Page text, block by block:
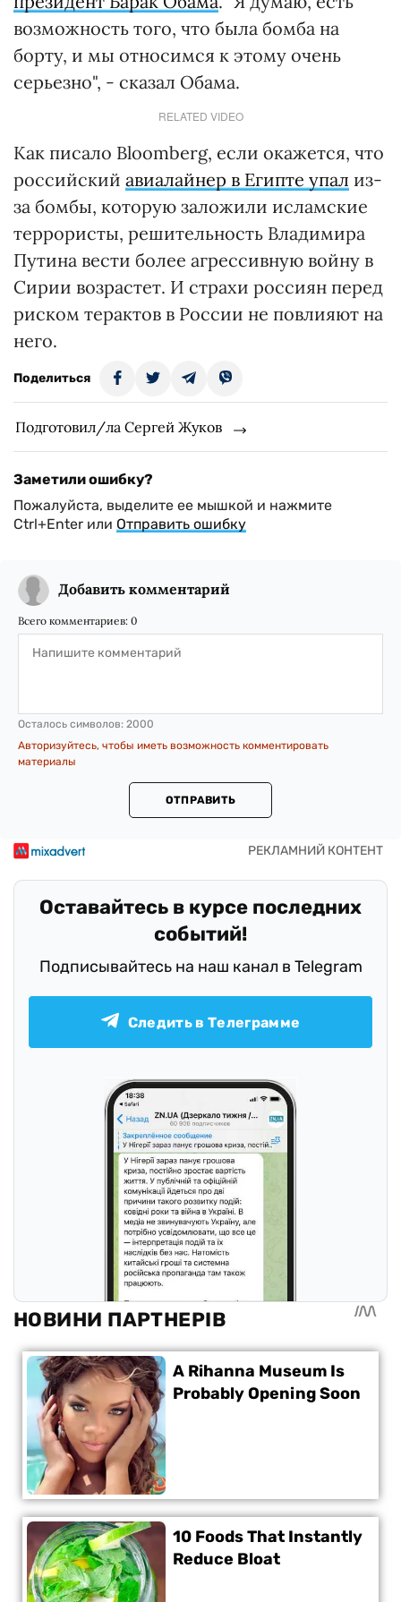
возможность того, что была бомба на
борту, и мы относимся к этому очень
серьезно", - сказал Обама.
RELATED VIDEO
Как писало Bloomberg, если окажется, что
российский авиалайнер в Египте упал из-
за бомбы, которую заложили исламские
террористы, решительность Владимира
Путина вести более агрессивную войну в
Сирии возрастет. И страхи россиян перед
риском терактов в России не повлияют на
него.
Поделиться
Подготовил/ла Сергей Жуков
Заметили ошибку?
Пожалуйста, выделите ее мышкой и нажмите
Ctrl+Enter или Отправить ошибку
Добавить комментарий
Всего комментариев: 0
Осталось символов: 2000
Авторизуйтесь, чтобы иметь возможность комментировать
материалы
ОТПРАВИТЬ
Оставайтесь в курсе последних
событий!
Подписывайтесь на наш канал в Telegram
Следить в Телеграмме